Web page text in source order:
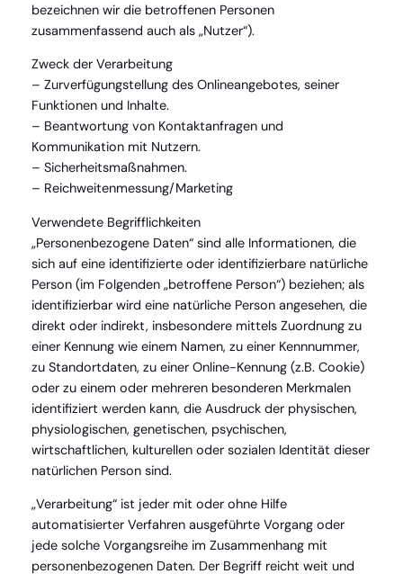
bezeichnen wir die betroffenen Personen
zusammenfassend auch als „Nutzer“).
Zweck der Verarbeitung
– Zurverfügungstellung des Onlineangebotes, seiner
Funktionen und Inhalte.
– Beantwortung von Kontaktanfragen und
Kommunikation mit Nutzern.
– Sicherheitsmaßnahmen.
– Reichweitenmessung/Marketing
Verwendete Begrifflichkeiten
„Personenbezogene Daten“ sind alle Informationen, die
sich auf eine identifizierte oder identifizierbare natürliche
Person (im Folgenden „betroffene Person“) beziehen; als
identifizierbar wird eine natürliche Person angesehen, die
direkt oder indirekt, insbesondere mittels Zuordnung zu
einer Kennung wie einem Namen, zu einer Kennnummer,
zu Standortdaten, zu einer Online-Kennung (z.B. Cookie)
oder zu einem oder mehreren besonderen Merkmalen
identifiziert werden kann, die Ausdruck der physischen,
physiologischen, genetischen, psychischen,
wirtschaftlichen, kulturellen oder sozialen Identität dieser
natürlichen Person sind.
„Verarbeitung“ ist jeder mit oder ohne Hilfe
automatisierter Verfahren ausgeführte Vorgang oder
jede solche Vorgangsreihe im Zusammenhang mit
personenbezogenen Daten. Der Begriff reicht weit und